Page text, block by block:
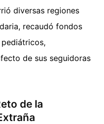
diversas regiones
recaudó fondos
de sus seguidoras
de la